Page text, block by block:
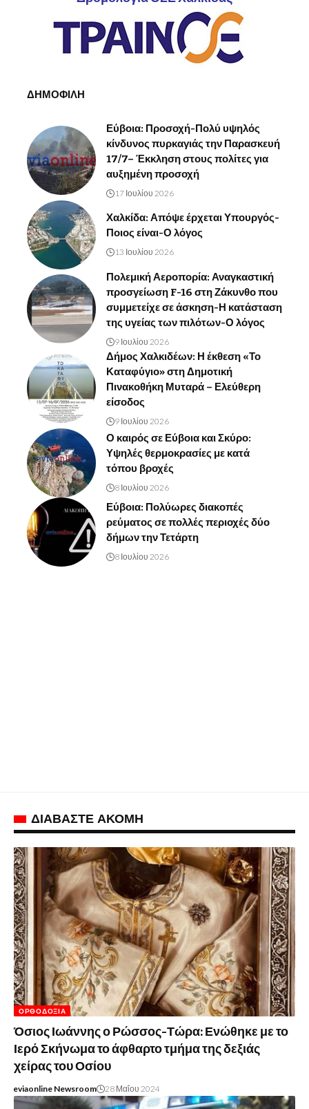
ΔΗΜΟΦΙΛΗ
Εύβοια: Προσοχή-Πολύ υψηλός
κίνδυνος πυρκαγιάς την Παρασκευή
17/7– Έκκληση στους πολίτες για
αυξημένη προσοχή
17 Ιουλίου 2026
Χαλκίδα: Απόψε έρχεται Υπουργός-
Ποιος είναι-Ο λόγος
13 Ιουλίου 2026
Πολεμική Αεροπορία: Αναγκαστική
προσγείωση F-16 στη Ζάκυνθο που
συμμετείχε σε άσκηση-Η κατάσταση
της υγείας των πιλότων-Ο λόγος
9 Ιουλίου 2026
Δήμος Χαλκιδέων: Η έκθεση «Το
Καταφύγιο» στη Δημοτική
Πινακοθήκη Μυταρά – Ελεύθερη
είσοδος
9 Ιουλίου 2026
Ο καιρός σε Εύβοια και Σκύρο:
Υψηλές θερμοκρασίες με κατά
τόπου βροχές
8 Ιουλίου 2026
Εύβοια: Πολύωρες διακοπές
ρεύματος σε πολλές περιοχές δύο
δήμων την Τετάρτη
8 Ιουλίου 2026
ΔΙΑΒΑΣΤΕ ΑΚΟΜΗ
ΟΡΘΟΔΟΞΊΑ
Όσιος Ιωάννης ο Ρώσσος-Τώρα: Ενώθηκε με το
Ιερό Σκήνωμα το άφθαρτο τμήμα της δεξιάς
χείρας του Οσίου
eviaonline Newsroom 28 Μαΐου 2024